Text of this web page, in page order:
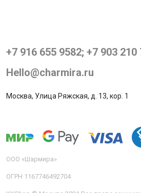
+7 916 655 9582; +7 903 210
Hello@charmira.ru
Москва, Улица Ряжская, д. 13, кор. 1
ООО «Шармира»
ОГРН 1167746492704